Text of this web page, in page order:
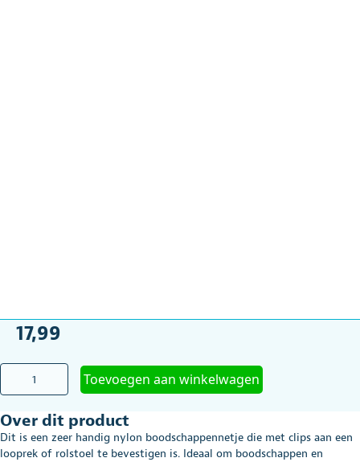
17,99
Boodschappennetje
of
looprek
aantal
Toevoegen aan winkelwagen
Over dit product
Dit is een zeer handig nylon boodschappennetje die met clips aan een
looprek of rolstoel te bevestigen is. Ideaal om boodschappen en